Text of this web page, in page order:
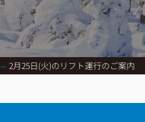
2月25日(火)のリフト運行のご案内